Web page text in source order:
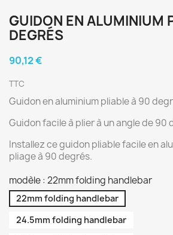
GUIDON EN ALUMINIUM
DEGRÉS
90,12 €
TTC
Guidon en aluminium pliable à 90
Guidon facile à plier à un angle de 90
Installez ce guidon pliable facile en
pliage à 90 degrés.
modèle : 22mm folding handlebar
22mm folding handlebar
24.5mm folding handlebar